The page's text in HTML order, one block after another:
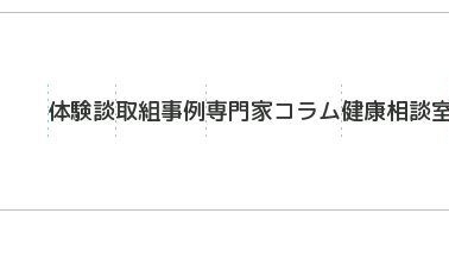
体験談取組事例専門家コラム健康相談